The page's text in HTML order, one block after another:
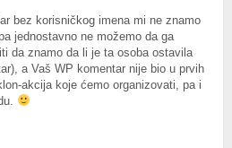
bez korisničkog imena mi ne znamo
jednostavno ne možemo da ga
da znamo da li je ta osoba ostavila
a Vaš WP komentar nije bio u prvih
akcija koje ćemo organizovati, pa i